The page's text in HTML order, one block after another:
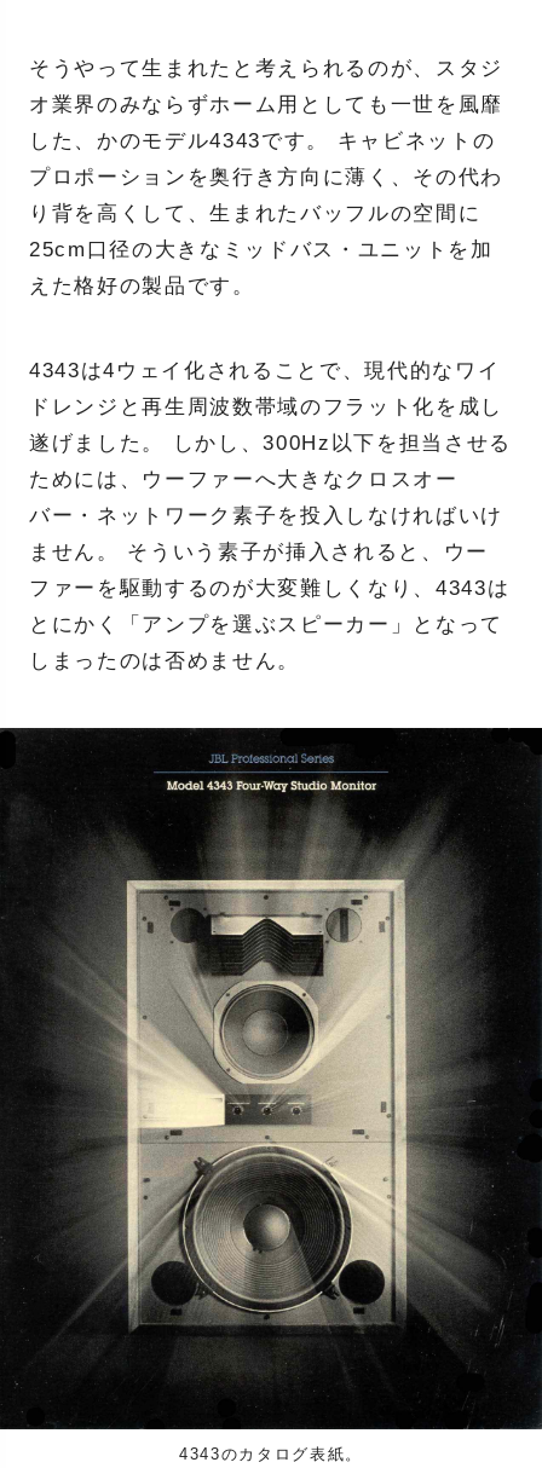
そうやって生まれたと考えられるのが、スタジ
オ業界のみならずホーム用としても一世を風靡
した、かのモデル4343です。 キャビネットの
プロポーションを奥行き方向に薄く、その代わ
り背を高くして、生まれたバッフルの空間に
25cm口径の大きなミッドバス・ユニットを加
えた格好の製品です。
4343は4ウェイ化されることで、現代的なワイ
ドレンジと再生周波数帯域のフラット化を成し
遂げました。 しかし、300Hz以下を担当させる
ためには、ウーファーへ大きなクロスオー
バー・ネットワーク素子を投入しなければいけ
ません。 そういう素子が挿入されると、ウー
ファーを駆動するのが大変難しくなり、4343は
とにかく「アンプを選ぶスピーカー」となって
しまったのは否めません。
4343のカタログ表紙。